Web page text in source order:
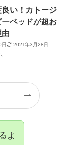
い！カトージ
ベッドが超お
由
日
2021年3月28日
よ